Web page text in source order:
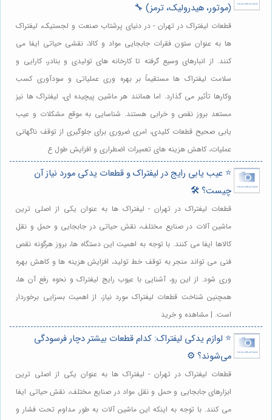
(موتور، هیدرولیک، ترمز) 🔧
قطعات لیفتراک در تهران - در دنیای پرشتاب صنعت و لجستیک، لیفتراک
ها به عنوان ستون فقرات جابجایی مواد و کالا، نقشی حیاتی ایفا می
کنند. از انبارهای وسیع گرفته تا کارخانه های تولیدی و بنادر، کارایی و
سلامت لیفتراک ها مستقیماً بر بهره وری عملیاتی و سودآوری کسب
وکارها تأثیر می گذارد. اما همانند هر ماشین پیچیده ای، لیفتراک ها نیز
مستعد بروز نقص و خرابی هستند. شناسایی به موقع مشکلات و عیب
یابی صحیح قطعات کلیدی، امری ضروری برای جلوگیری از توقف ناگهانی
عملیات، کاهش هزینه های تعمیرات اضطراری و افزایش طول ع
⭐️ عیب یابی رایج در لیفتراک و قطعات یدکی مورد نیاز آن
چیست؟ 🛠️
قطعات لیفتراک در تهران - لیفتراک ها به عنوان یکی از اصلی ترین
ماشین آلات در صنایع مختلف، نقش حیاتی در جابجایی و حمل و نقل
کالاها ایفا می کنند. با توجه به اهمیت این دستگاه ها، بروز هرگونه نقص
فنی می تواند منجر به توقف خط تولید، افزایش هزینه ها و کاهش بهره
وری شود. از این رو، آشنایی با عیوب رایج لیفتراک و نحوه رفع آن ها،
همچنین شناخت قطعات لیفتراک مورد نیاز، از اهمیت بسزایی برخوردار
است. | مشاهده و خرید
⭐️ لوازم یدکی لیفتراک: کدام قطعات بیشتر دچار فرسودگی
می‌شوند؟ ⚙️
قطعات لیفتراک در تهران - لیفتراک ها به عنوان یکی از اصلی ترین
ابزارهای جابجایی و حمل و نقل مواد در صنایع مختلف، نقش حیاتی ایفا
می کنند. با توجه به اینکه این ماشین آلات به طور مداوم تحت فشار و